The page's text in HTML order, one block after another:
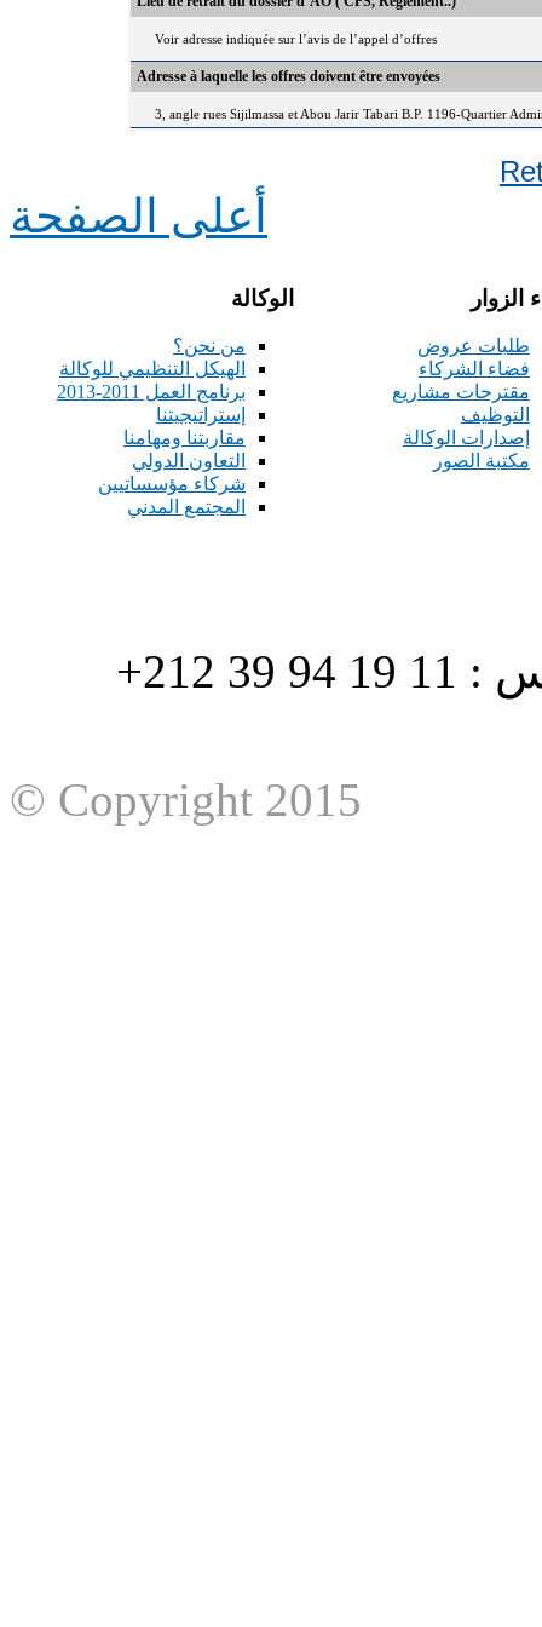
Voir adresse indiquée sur l’avis de l’appel d’offres
Adresse à laquelle les offres doivent être envoyées
3, angle rues Sijilmassa et Abou Jarir Tabari B.P. 1196-Quartier
أعلى الصفحة
الوكالة
من نحن؟
الهيكل التنظيمي للوكالة
برنامج العمل 2011-2013
إستراتيجيتنا
مقاربتنا ومهامنا
التعاون الدولي
شركاء مؤسساتيين
المجتمع المدني
الزوار
طلبات عروض
فضاء الشركاء
مقترحات مشاريع
التوظيف
إصدارات الوكالة
مكتبة الصور
هاتف : 90/88 32 94 39 212+ فاكس : 11 19 94 39 212+
© Copyright 2015